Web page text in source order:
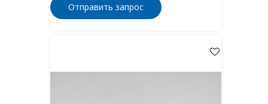
Отправить запрос